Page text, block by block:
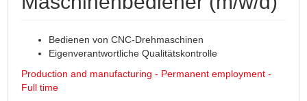
Bedienen von CNC-Drehmaschinen
Eigenverantwortliche Qualitätskontrolle
Production and manufacturing - Permanent employment -
Full time